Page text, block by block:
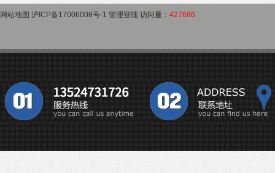
网站地图 沪ICP备17006008号-1 管理登陆 访问量： 427686